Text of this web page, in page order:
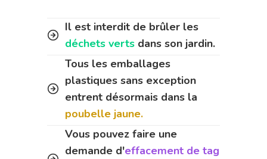
Il est interdit de brûler les
déchets verts dans son jardin.
Tous les emballages
plastiques sans exception
entrent désormais dans la
poubelle jaune.
Vous pouvez faire une
demande d'effacement de tag